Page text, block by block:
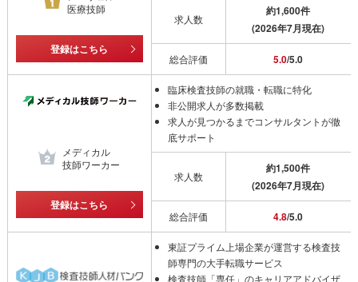
医療技師
登録はこちら
求人数
約1,600件
(2026年7月現在)
総合評価 5.0/5.0
メディカル
技師ワーカー
登録はこちら
臨床検査技師の就職・転職に特化
非公開求人が多数掲載
求人が見つかるまでコンサルタントが徹
底サポート
求人数
約1,500件
(2026年7月現在)
総合評価 4.8/5.0
東証プライム上場企業が運営する検査技
師専門の大手転職サービス
検査技師「専任」のキャリアアドバイザ